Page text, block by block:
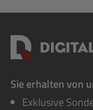
Sie erhalten von
Exklusive